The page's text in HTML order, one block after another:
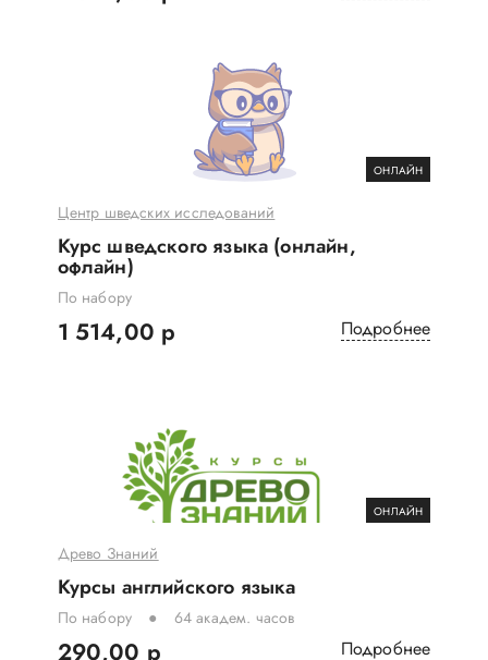
ОНЛАЙН
Центр шведских исследований
Курс шведского языка (онлайн,
офлайн)
По набору
1 514,00 р Подробнее
ОНЛАЙН
Древо Знаний
Курсы английского языка
По набору 64 академ. часов
290,00 р Подробнее